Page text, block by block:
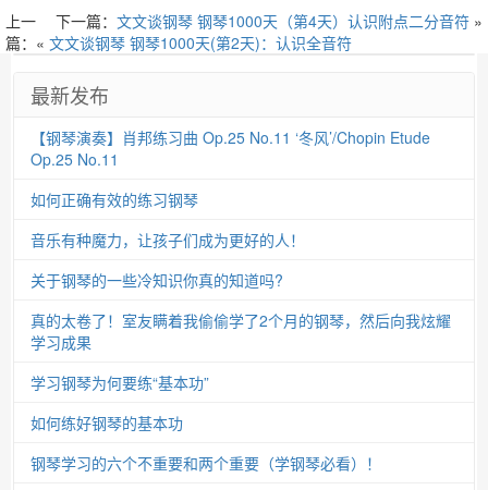
下一篇： 文文谈钢琴 钢琴1000天（第4天）认识附点二分音符 »
上一
篇：« 文文谈钢琴 钢琴1000天(第2天)：认识全音符
最新发布
【钢琴演奏】肖邦练习曲 Op.25 No.11 ‘冬风’/Chopin Etude
Op.25 No.11
如何正确有效的练习钢琴
音乐有种魔力，让孩子们成为更好的人！
关于钢琴的一些冷知识你真的知道吗?
真的太卷了！室友瞒着我偷偷学了2个月的钢琴，然后向我炫耀
学习成果
学习钢琴为何要练“基本功”
如何练好钢琴的基本功
钢琴学习的六个不重要和两个重要（学钢琴必看）！